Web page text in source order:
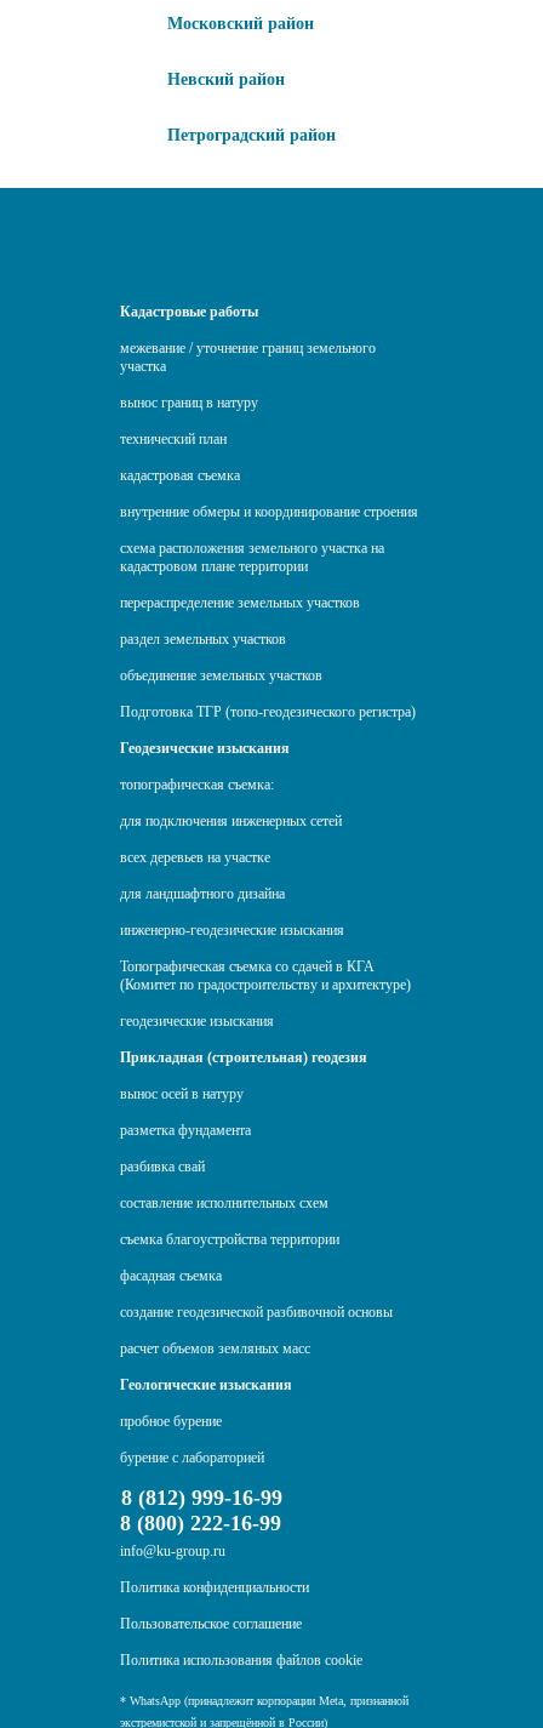
Московский район
Невский район
Петроградский район
Кадастровые работы
межевание / уточнение границ земельного
участка
вынос границ в натуру
технический план
кадастровая съемка
внутренние обмеры и координирование строения
схема расположения земельного участка на
кадастровом плане территории
перераспределение земельных участков
раздел земельных участков
объединение земельных участков
Подготовка ТГР (топо-геодезического регистра)
Геодезические изыскания
топографическая съемка:
для подключения инженерных сетей
всех деревьев на участке
для ландшафтного дизайна
инженерно-геодезические изыскания
Топографическая съемка со сдачей в КГА
(Комитет по градостроительству и архитектуре)
геодезические изыскания
Прикладная (строительная) геодезия
вынос осей в натуру
разметка фундамента
разбивка свай
составление исполнительных схем
съемка благоустройства территории
фасадная съемка
создание геодезической разбивочной основы
расчет объемов земляных масс
Геологические изыскания
пробное бурение
бурение с лабораторией
8 (812) 999-16-99
8 (800) 222-16-99
info@ku-group.ru
Политика конфиденциальности
Пользовательское соглашение
Политика использования файлов cookie
* WhatsApp (принадлежит корпорации Meta, признанной
экстремистской и запрещённой в России)